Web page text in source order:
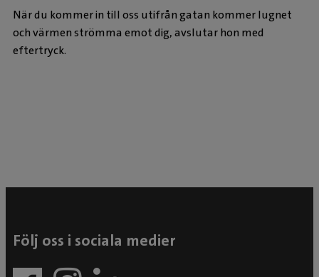
När du kommer in till oss utifrån gatan kommer lugnet
och värmen strömma emot dig, avslutar hon med
eftertryck.
Följ oss i sociala medier